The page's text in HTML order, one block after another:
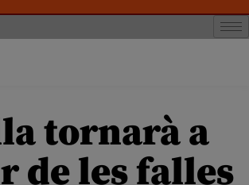
tornarà a
de les falles